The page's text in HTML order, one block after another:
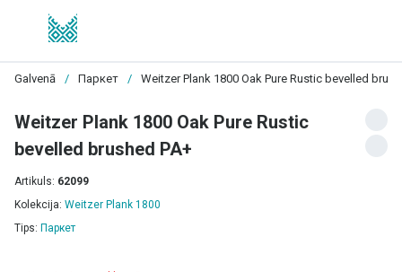
Galvenā / Паркет / Weitzer Plank 1800 Oak Pure Rustic bevelled
Weitzer Plank 1800 Oak Pure Rustic
bevelled brushed PA+
Artikuls: 62099
Kolekcija: Weitzer Plank 1800
Tips: Паркет